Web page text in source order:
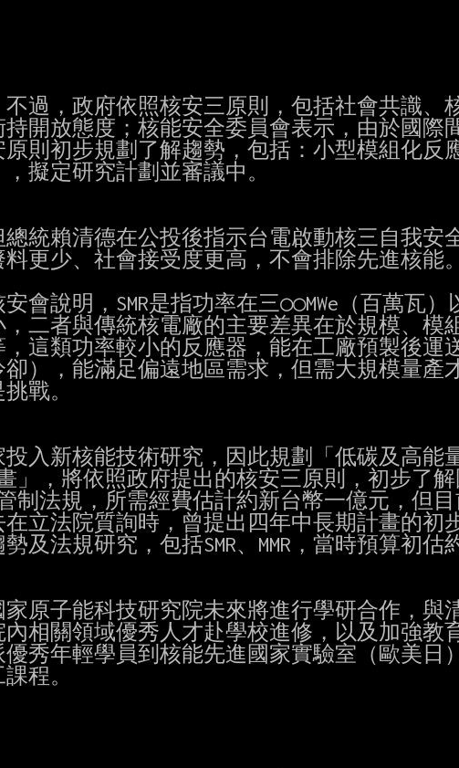
過，政府依照核安三原則，包括社會共識、
開放態度；核能安全委員會表示，由於國際
則初步規劃了解趨勢，包括：小型模組化反
，擬定研究計劃並審議中。
統賴清德在公投後指示台電啟動核三自我安
更少、社會接受度更高，不會排除先進核能。
會說明，SMR是指功率在三○○MWe（百萬瓦）
，二者與傳統核電廠的主要差異在於規模、模
這類功率較小的反應器，能在工廠預製後運
），能滿足偏遠地區需求，但需大規模量產
戰。
入新核能技術研究，因此規劃「低碳及高能
」，將依照政府提出的核安三原則，初步了
制法規，所需經費估計約新台幣一億元，但
立法院質詢時，曾提出四年中長期計畫的初
及法規研究，包括SMR、MMR，當時預算初估
原子能科技研究院未來將進行學研合作，與
相關領域優秀人才赴學校進修，以及加強教
秀年輕學員到核能先進國家實驗室（歐美日
程。